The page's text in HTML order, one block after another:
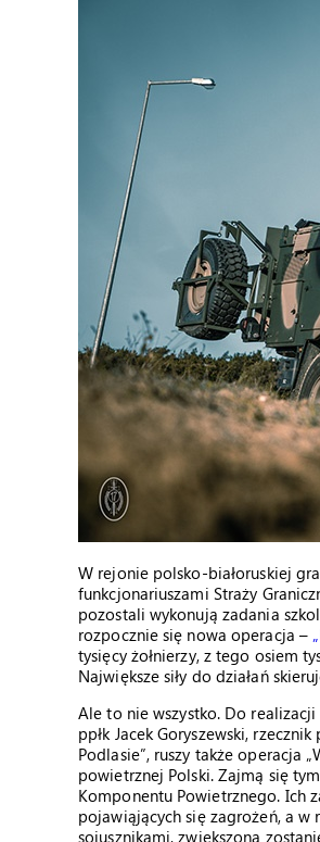
W rejonie polsko-białoruskiej
funkcjonariuszami Straży
pozostali wykonują zadania
rozpocznie się nowa operacja –
tysięcy żołnierzy, z tego osiem
Największe siły do działań
Ale to nie wszystko. Do
ppłk Jacek Goryszewski,
Podlasie”, ruszy także operacja
powietrznej Polski. Zajmą się
Komponentu Powietrznego. Ich
pojawiąjących się zagrożeń, a w
sojusznikami, zwiększona